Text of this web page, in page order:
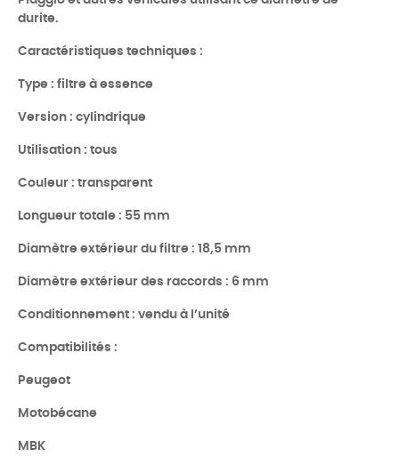
durite.
Caractéristiques techniques :
Type : filtre à essence
Version : cylindrique
Utilisation : tous
Couleur : transparent
Longueur totale : 55 mm
Diamètre extérieur du filtre : 18,5 mm
Diamètre extérieur des raccords : 6 mm
Conditionnement : vendu à l’unité
Compatibilités :
Peugeot
Motobécane
MBK